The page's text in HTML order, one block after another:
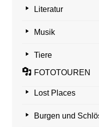
Literatur
Musik
Tiere
FOTOTOUREN
Lost Places
Burgen und